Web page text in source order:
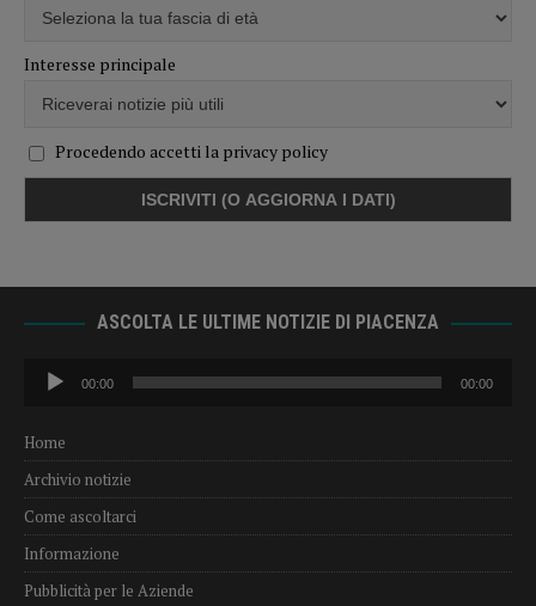
Interesse principale
Procedendo accetti la privacy policy
ASCOLTA LE ULTIME NOTIZIE DI PIACENZA
Audio
Player
00:00 00:00
Home
Archivio notizie
Come ascoltarci
Informazione
Pubblicità per le Aziende